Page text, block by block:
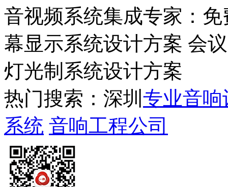
音视频系统集成专家：
幕显示系统设计方案 会
灯光制系统设计方案
热门搜索：深圳 专业音响
系统 音响工程公司